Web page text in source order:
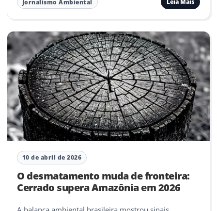
Jornalismo Ambiental Leia Mais
10 de abril de 2026
O desmatamento muda de fronteira:
Cerrado supera Amazônia em 2026